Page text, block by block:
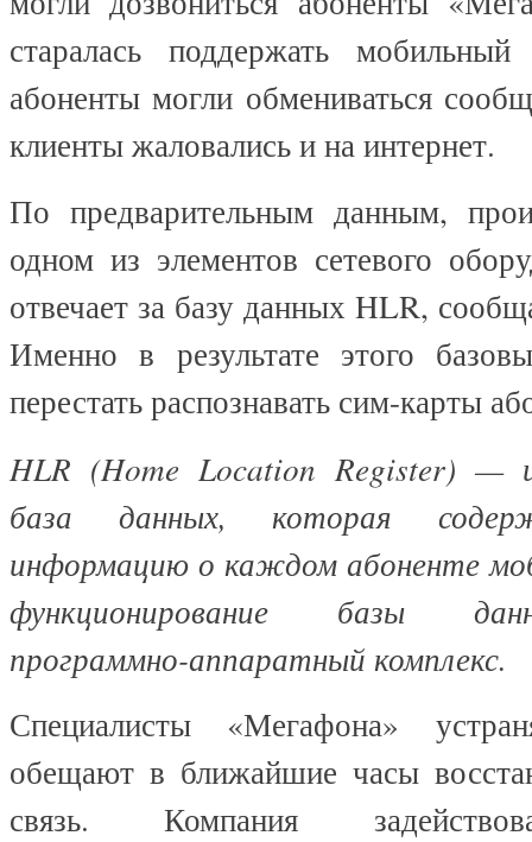
старалась поддержать
абоненты могли обмениваться
клиенты жаловались и на интернет.
По предварительным данным,
одном из элементов сетевого
отвечает за базу данных HLR,
Именно в результате этого
перестать распознавать сим-карты
HLR (Home Location Register) —
база данных, которая
информацию о каждом абоненте
функционирование базы
программно-аппаратный комплекс.
Специалисты «Мегафона»
обещают в ближайшие часы
связь. Компания